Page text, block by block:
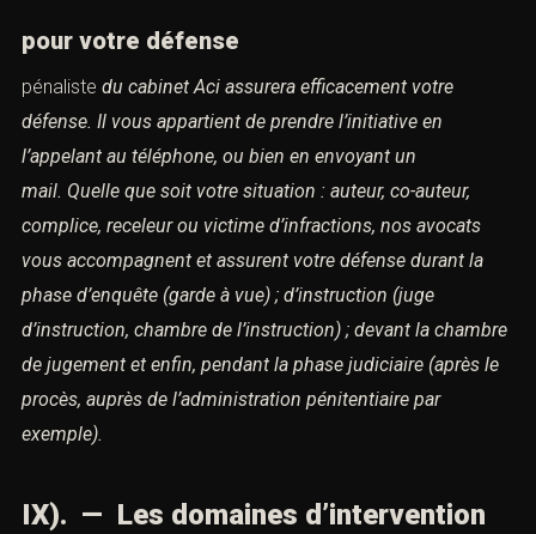
pour votre défense
pénaliste du cabinet Aci assurera efficacement votre
défense. Il vous appartient de prendre l’initiative en
l’appelant au téléphone, ou bien en envoyant un
mail. Quelle que soit votre situation : auteur, co-auteur,
complice, receleur ou victime d’infractions, nos avocats
vous accompagnent et assurent votre défense durant la
phase d’enquête (garde à vue) ; d’instruction (juge
d’instruction, chambre de l’instruction) ; devant la chambre
de jugement et enfin, pendant la phase judiciaire (après le
procès, auprès de l’administration pénitentiaire par
exemple).
IX). — Les domaines d’intervention